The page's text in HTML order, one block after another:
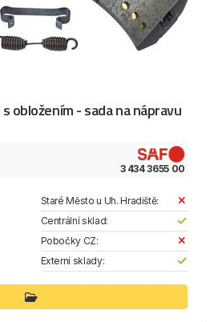
obložením - sada na nápravu
3 434 3655 00
Staré Město u Uh. Hradiště:
Centrální sklad:
Pobočky CZ:
Externí sklady: